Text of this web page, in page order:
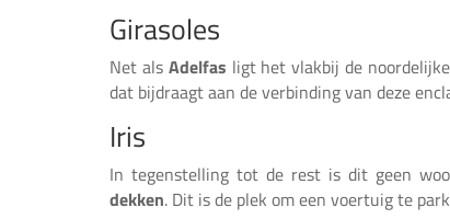
Girasoles
Net als Adelfas ligt het vlakbij de
dat bijdraagt aan de verbinding van deze
Iris
In tegenstelling tot de rest is dit geen
dekken. Dit is de plek om een voertuig te